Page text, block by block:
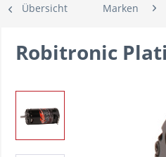
Übersicht Marken
Robitronic